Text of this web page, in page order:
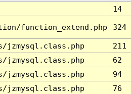
14
function_extend.php 324
jzmysql.class.php
211
jzmysql.class.php
62
jzmysql.class.php
94
jzmysql.class.php 76